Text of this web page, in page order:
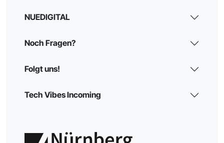
NUEDIGITAL
Noch Fragen?
Folgt uns!
Tech Vibes Incoming